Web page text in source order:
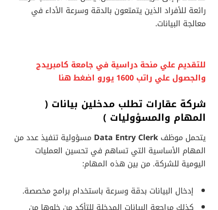
رائعة للأفراد الذين يتمتعون بالدقة وسرعة الأداء في
معالجة البيانات.
للتقديم علي منحة دراسية في جامعة كامبريدج
والجصول علي راتب 1600 يورو اضغط هنا
شركة عقارات تطلب مدخلين بيانات (
المهام والمسؤوليات )
يتحمل موظف Data Entry Clerk مسؤولية تنفيذ عدد من
المهام الأساسية التي تساهم في تحسين العمليات
اليومية للشركة. من بين هذه المهام:
إدخال البيانات بدقة وسرعة باستخدام برامج مخصصة.